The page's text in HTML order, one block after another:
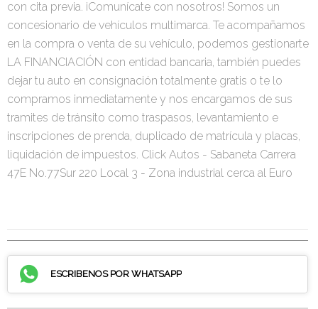
con cita previa. ¡Comunícate con nosotros! Somos un
concesionario de vehículos multimarca. Te acompañamos
en la compra o venta de su vehículo, podemos gestionarte
LA FINANCIACIÓN con entidad bancaria, también puedes
dejar tu auto en consignación totalmente gratis o te lo
compramos inmediatamente y nos encargamos de sus
tramites de tránsito como traspasos, levantamiento e
inscripciones de prenda, duplicado de matrícula y placas,
liquidación de impuestos. Click Autos - Sabaneta Carrera
47E No.77Sur 220 Local 3 - Zona industrial cerca al Euro
ESCRIBENOS POR WHATSAPP